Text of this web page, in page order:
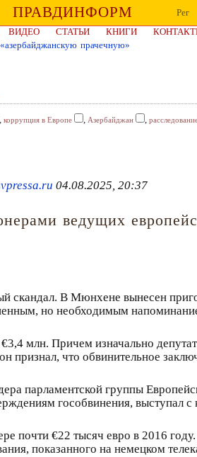
ПРАВДИНФОРМ
Рег
ВИДЕО СТАТЬИ КНИГИ
прачечную»
, коррупция в Европе , Азербайджан ,
04.08.2025, 20:37
ведущих
скандал. В Мюнхене вынесен
но необходимым
млн. Причем изначально
признал, что обвинительное
парламентской группы
гособвинения, выступал
почти €22 тысяч евро в 2016
показанного на немецком